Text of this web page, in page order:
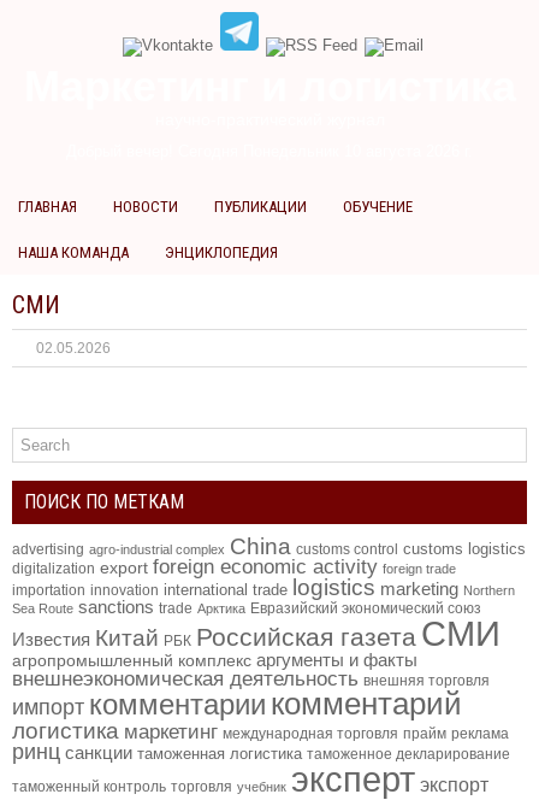
ГЛАВНАЯ НОВОСТИ ПУБЛИКАЦИИ ОБУЧЕНИЕ
НАША КОМАНДА ЭНЦИКЛОПЕДИЯ
СМИ
02.05.2026
ПОИСК ПО МЕТКАМ
advertising agro-industrial complex China customs control customs logistics
digitalization export foreign economic activity foreign trade
importation innovation international trade logistics marketing Northern
Sea Route sanctions trade Арктика Евразийский экономический союз
Известия Китай РБК Российская газета СМИ
агропромышленный комплекс аргументы и факты
внешнеэкономическая деятельность внешняя торговля
импорт комментарии комментарий
логистика маркетинг международная торговля прайм реклама
ринц санкции таможенная логистика таможенное декларирование
таможенный контроль торговля учебник эксперт экспорт